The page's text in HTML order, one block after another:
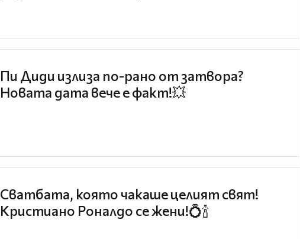
Пи Диди излиза по-рано от затвора?
Новата дата вече е факт!💥
Сватбата, която чакаше целият свят!
Кристиано Роналдо се жени!💍🍾